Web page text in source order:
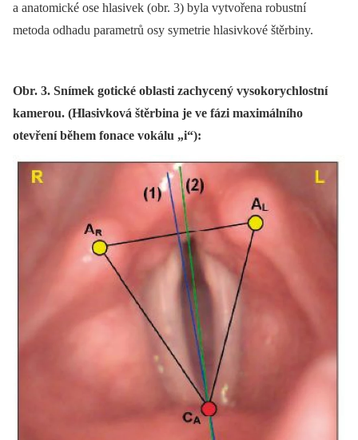
a anatomické ose hlasivek (obr. 3) byla vytvořena robustní
metoda odhadu parametrů osy symetrie hlasivkové štěrbiny.
Obr. 3. Snímek gotické oblasti zachycený vysokorychlostní
kamerou. (Hlasivková štěrbina je ve fázi maximálního
otevření během fonace vokálu „i“):